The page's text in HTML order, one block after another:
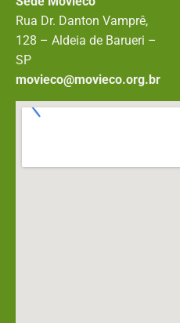
Rua Dr. Danton Vamprê,
128 – Aldeia de Barueri –
SP
movieco@movieco.org.br